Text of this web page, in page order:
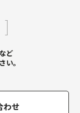
ど
い。
わせ